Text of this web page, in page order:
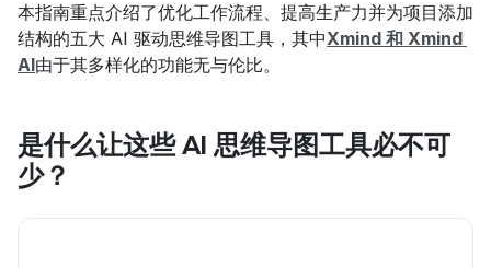
本指南重点介绍了优化工作流程、提高生产力并为项目添加
结构的五大 AI 驱动思维导图工具，其中Xmind 和 Xmind
AI由于其多样化的功能无与伦比。
是什么让这些 AI 思维导图工具必不可
少？